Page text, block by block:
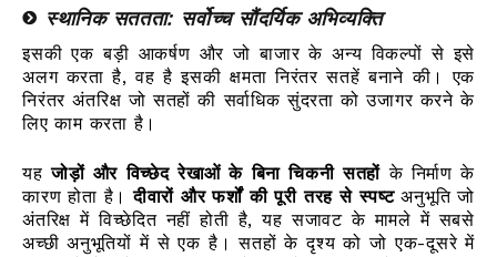
स्थानिक सततता: सर्वोच्च सौंदर्यिक अभिव्यक्ति
इसकी एक बड़ी आकर्षण और जो बाजार के अन्य विकल्पों से इसे
अलग करता है, वह है इसकी क्षमता निरंतर सतहें बनाने की। एक
निरंतर अंतरिक्ष जो सतहों की सर्वाधिक सुंदरता को उजागर करने के
लिए काम करता है।
यहजोड़ों और विच्छेद रेखाओं के बिना चिकनी सतहों के निर्माण के
कारण होता है।दीवारों और फर्शों की पूरी तरह से स्पष्टअनुभूति जो
अंतरिक्ष में विच्छेदित नहीं होती है, यह सजावट के मामले में सबसे
अच्छी अनुभूतियों में से एक है। सतहों के दृश्य को जो एक-दूसरे में